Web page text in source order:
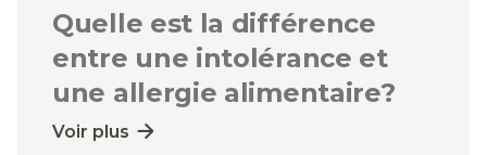
Quelle est la différence
entre une intolérance et
une allergie alimentaire?
Voir plus